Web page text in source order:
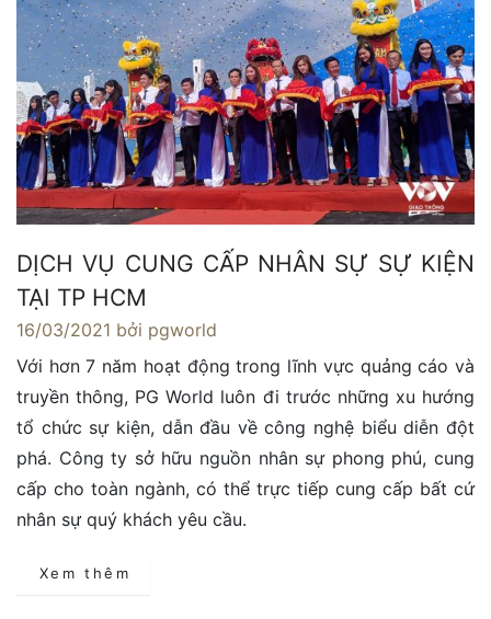
DỊCH VỤ CUNG CẤP NHÂN SỰ SỰ KIỆN
TẠI TP HCM
16/03/2021 bởi pgworld
Với hơn 7 năm hoạt động trong lĩnh vực quảng cáo và
truyền thông, PG World luôn đi trước những xu hướng
tổ chức sự kiện, dẫn đầu về công nghệ biểu diễn đột
phá. Công ty sở hữu nguồn nhân sự phong phú, cung
cấp cho toàn ngành, có thể trực tiếp cung cấp bất cứ
nhân sự quý khách yêu cầu.
Xem thêm